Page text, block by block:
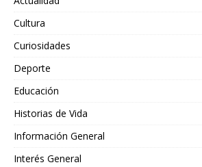
Cultura
Curiosidades
Deporte
Educación
Historias de Vida
Información General
Interés General